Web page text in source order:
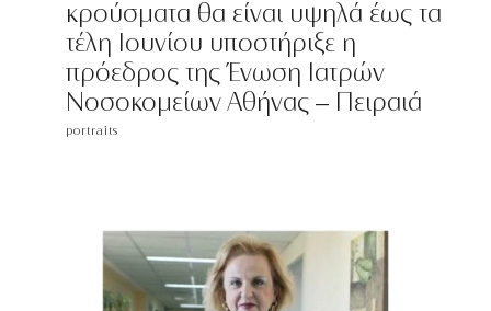
κρούσματα θα είναι υψηλά έως τα
τέλη Ιουνίου υποστήριξε η
πρόεδρος της Ένωση Ιατρών
Νοσοκομείων Αθήνας – Πειραιά
portraits